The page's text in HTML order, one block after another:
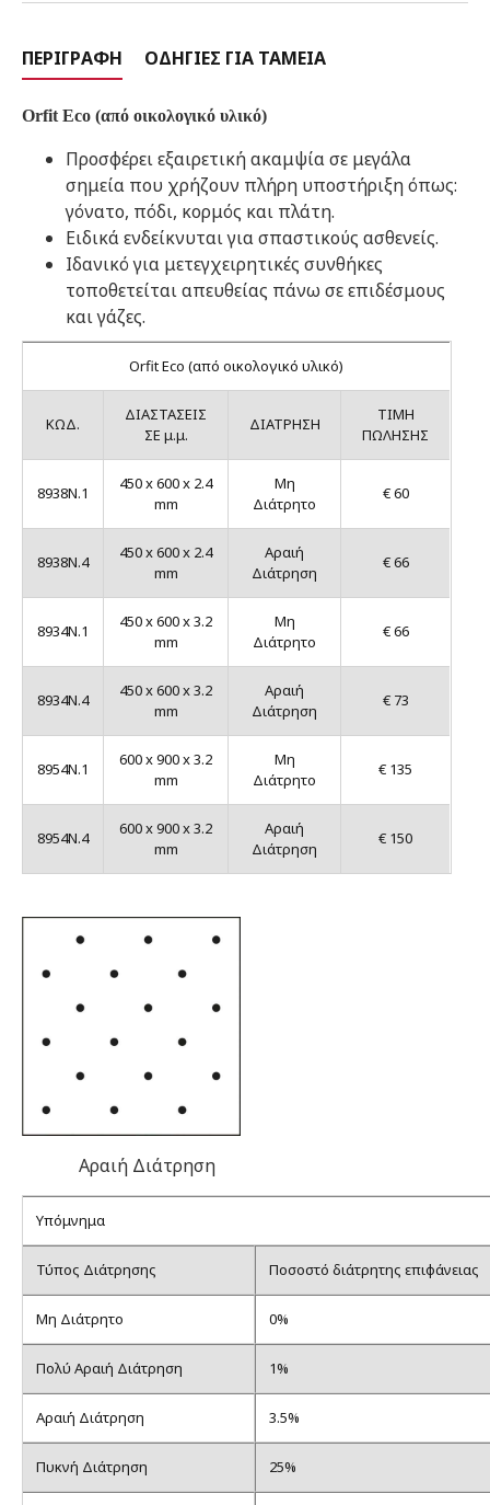
ΠΕΡΙΓΡΑΦΉ ΟΔΗΓΊΕΣ ΓΙΑ ΤΑΜΕΊΑ
Orfit Eco (από οικολογικό υλικό)
Προσφέρει εξαιρετική ακαμψία σε μεγάλα
σημεία που χρήζουν πλήρη υποστήριξη όπως:
γόνατο, πόδι, κορμός και πλάτη.
Ειδικά ενδείκνυται​ για σπαστικούς ασθενείς.
Ιδανικό για μετεγχειρητικές συνθήκες
τοποθετείται απευθείας πάνω σε επιδέσμους
και γάζες.
Orfit Eco (από οικολογικό υλικό)
ΚΩΔ.
ΔΙΑΣΤΑΣΕΙΣ
ΣΕ μ.μ.
ΔΙΑΤΡΗΣΗ
TIMH
ΠΩΛΗΣΗΣ
8938N.1
450 x 600 x 2.4
mm
Μη
Διάτρητο
€ 60
8938N.4
450 x 600 x 2.4
mm
Αραιή
Διάτρηση
€ 66
8934N.1
450 x 600 x 3.2
mm
Μη
Διάτρητο
€ 66
8934N.4
450 x 600 x 3.2
mm
Αραιή
Διάτρηση
€ 73
8954N.1
600 x 900 x 3.2
mm
Μη
Διάτρητο
€ 135
8954N.4
600 x 900 x 3.2
mm
Αραιή
Διάτρηση
€ 150
Αραιή Διάτρηση
Υπόμνημα
Τύπος Διάτρησης Ποσοστό διάτρητης επιφάνειας
Μη Διάτρητο 0%
Πολύ Αραιή Διάτρηση 1%
Αραιή Διάτρηση 3.5%
Πυκνή Διάτρηση 25%